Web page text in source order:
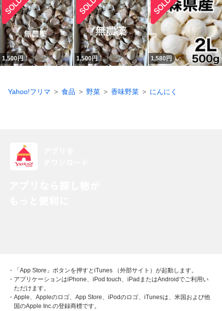
1,500円 1,500円 1,580 円
Yahoo!フリマ 食品 野菜 香味野菜 にんにく
・「App Store」ボタンを押すとiTunes （外部サイト）が起動します。
・アプリケーションはiPhone、iPod touch、iPadまたはAndroidでご利用い
ただけます。
・Apple、Appleのロゴ、App Store、iPodのロゴ、iTunesは、米国および他
国のApple Inc.の登録商標です。